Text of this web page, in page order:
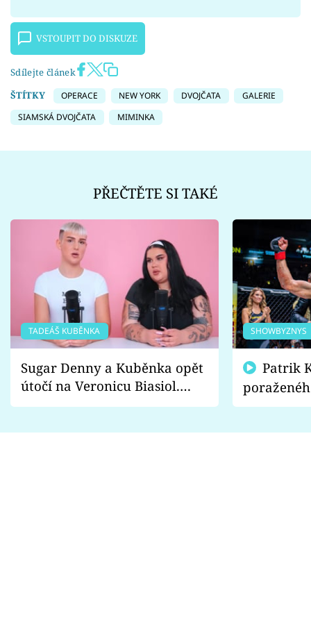
VSTOUPIT DO DISKUZE
Sdílejte článek
ŠTÍTKY
OPERACE NEW YORK DVOJČATA
GALERIE
SIAMSKÁ DVOJČATA
MIMINKA
PŘEČTĚTE SI TAKÉ
TADEÁŠ KUBĚNKA
Sugar Denny a Kuběnka opět
útočí na Veronicu Biasiol.
Proč je podle nich falešná a
SHOWBYZNYS
fanoušci